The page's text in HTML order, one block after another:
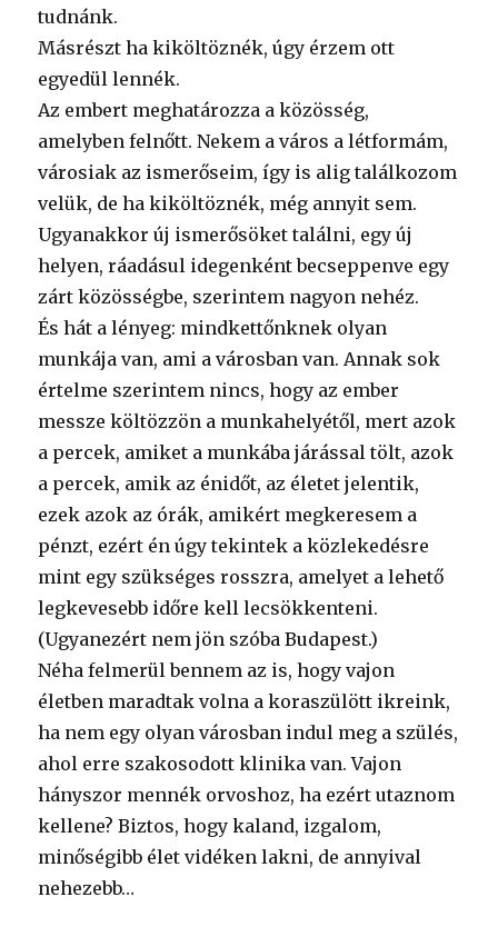
tudnánk.
Másrészt ha kiköltöznék, úgy érzem ott
egyedül lennék.
Az embert meghatározza a közösség,
amelyben felnőtt. Nekem a város a létformám,
városiak az ismerőseim, így is alig találkozom
velük, de ha kiköltöznék, még annyit sem.
Ugyanakkor új ismerősöket találni, egy új
helyen, ráadásul idegenként becseppenve egy
zárt közösségbe, szerintem nagyon nehéz.
És hát a lényeg: mindkettőnknek olyan
munkája van, ami a városban van. Annak sok
értelme szerintem nincs, hogy az ember
messze költözzön a munkahelyétől, mert azok
a percek, amiket a munkába járással tölt, azok
a percek, amik az énidőt, az életet jelentik,
ezek azok az órák, amikért megkeresem a
pénzt, ezért én úgy tekintek a közlekedésre
mint egy szükséges rosszra, amelyet a lehető
legkevesebb időre kell lecsökkenteni.
(Ugyanezért nem jön szóba Budapest.)
Néha felmerül bennem az is, hogy vajon
életben maradtak volna a koraszülött ikreink,
ha nem egy olyan városban indul meg a szülés,
ahol erre szakosodott klinika van. Vajon
hányszor mennék orvoshoz, ha ezért utaznom
kellene? Biztos, hogy kaland, izgalom,
minőségibb élet vidéken lakni, de annyival
nehezebb…